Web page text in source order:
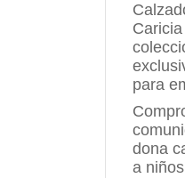
para
dona
a